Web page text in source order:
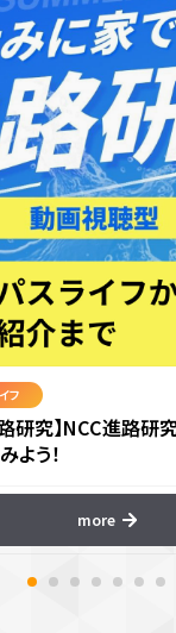
フ
研究】NCC進路研
よう！
more